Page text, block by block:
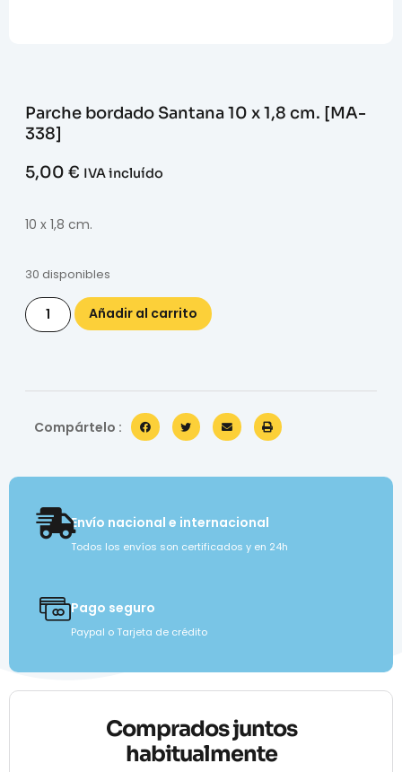
Parche bordado Santana 10 x 1,8 cm. [MA-
338]
5,00 € IVA incluído
10 x 1,8 cm.
30 disponibles
Añadir al carrito
Compártelo :
Envío nacional e internacional
Todos los envíos son certificados y en 24h
Pago seguro
Paypal o Tarjeta de crédito
Comprados juntos
habitualmente